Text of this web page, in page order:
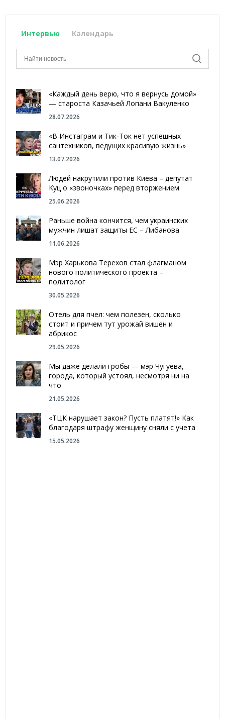
Интервью Календарь
«Каждый день верю, что я вернусь домой»
— староста Казачьей Лопани Вакуленко
28.07.2026
«В Инстаграм и Тик-Ток нет успешных
сантехников, ведущих красивую жизнь»
13.07.2026
Людей накрутили против Киева – депутат
Куц о «звоночках» перед вторжением
25.06.2026
Раньше война кончится, чем украинских
мужчин лишат защиты ЕС – Либанова
11.06.2026
Мэр Харькова Терехов стал флагманом
нового политического проекта –
политолог
30.05.2026
Отель для пчел: чем полезен, сколько
стоит и причем тут урожай вишен и
абрикос
29.05.2026
Мы даже делали гробы — мэр Чугуева,
города, который устоял, несмотря ни на
что
21.05.2026
«ТЦК нарушает закон? Пусть платят!» Как
благодаря штрафу женщину сняли с учета
15.05.2026